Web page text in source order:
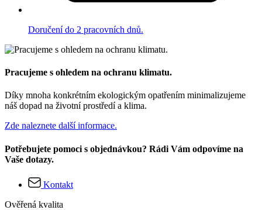
Doručení do 2 pracovních dnů.
Pracujeme s ohledem na ochranu klimatu.
Díky mnoha konkrétním ekologickým opatřením minimalizujeme
náš dopad na životní prostředí a klima.
Zde naleznete další informace.
Potřebujete pomoci s objednávkou? Rádi Vám odpovíme na
Vaše dotazy.
Kontakt
Ověřená kvalita